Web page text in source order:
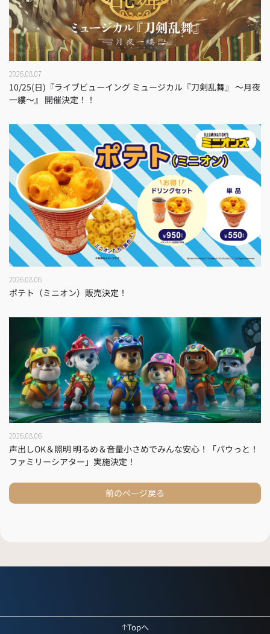
2026.08.07
10/25(日)『ライブビューイング ミュージカル『刀剣乱舞』 ～月夜
一縷～』 開催決定！！
2026.08.06
ポテト（ミニオン）販売決定！
2026.08.06
声出しOK＆照明 明るめ＆音量小さめでみんな安心！「パウっと！
ファミリーシアター」実施決定！
前のページ戻る
Topへ